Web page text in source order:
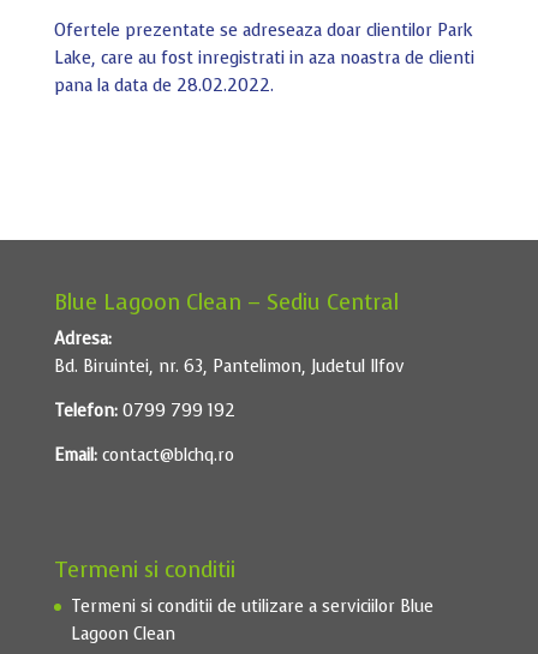
Ofertele prezentate se adreseaza doar clientilor Park
Lake, care au fost inregistrati in aza noastra de clienti
pana la data de 28.02.2022.
Blue Lagoon Clean – Sediu Central
Adresa:
Bd. Biruintei, nr. 63, Pantelimon, Judetul Ilfov
Telefon:0799 799 192
Email: contact@blchq.ro
Termeni si conditii
Termeni si conditii de utilizare a serviciilor Blue
Lagoon Clean